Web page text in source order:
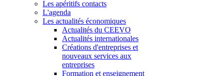
Les apéritifs contacts
L'agenda
Les actualités économiques
Actualités du CEEVO
Actualités internationales
Créations d'entreprises et
nouveaux services aux
entreprises
Formation et enseignement